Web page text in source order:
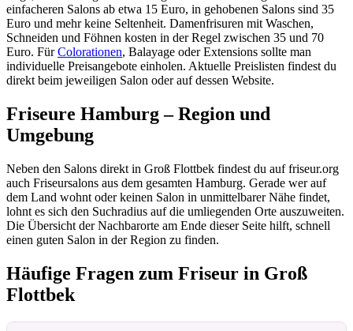
einfacheren Salons ab etwa 15 Euro, in gehobenen Salons sind 35
Euro und mehr keine Seltenheit. Damenfrisuren mit Waschen,
Schneiden und Föhnen kosten in der Regel zwischen 35 und 70
Euro. FürColorationen, Balayage oder Extensions sollte man
individuelle Preisangebote einholen. Aktuelle Preislisten findest du
direkt beim jeweiligen Salon oder auf dessen Website.
Friseure Hamburg – Region und
Umgebung
Neben den Salons direkt in Groß Flottbek findest du auf friseur.org
auch Friseursalons aus dem gesamten Hamburg. Gerade wer auf
dem Land wohnt oder keinen Salon in unmittelbarer Nähe findet,
lohnt es sich den Suchradius auf die umliegenden Orte auszuweiten.
Die Übersicht der Nachbarorte am Ende dieser Seite hilft, schnell
einen guten Salon in der Region zu finden.
Häufige Fragen zum Friseur in Groß
Flottbek